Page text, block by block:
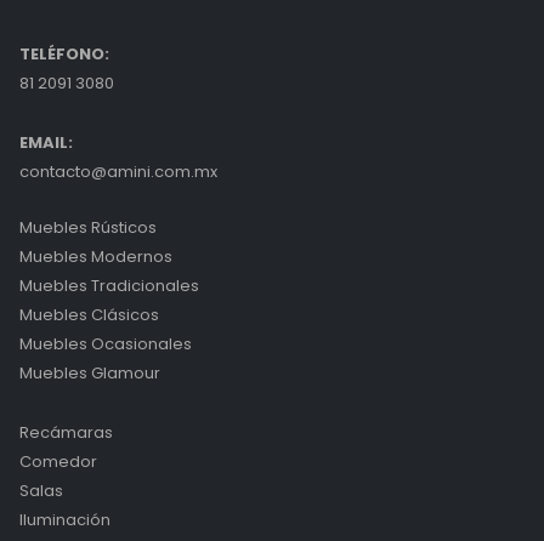
TELÉFONO:
81 2091 3080
EMAIL:
contacto@amini.com.mx
Muebles Rústicos
Muebles Modernos
Muebles Tradicionales
Muebles Clásicos
Muebles Ocasionales
Muebles Glamour
Recámaras
Comedor
Salas
Iluminación